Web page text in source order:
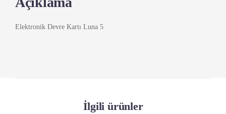
Elektronik Devre Kartı Luna 5
İlgili ürünler